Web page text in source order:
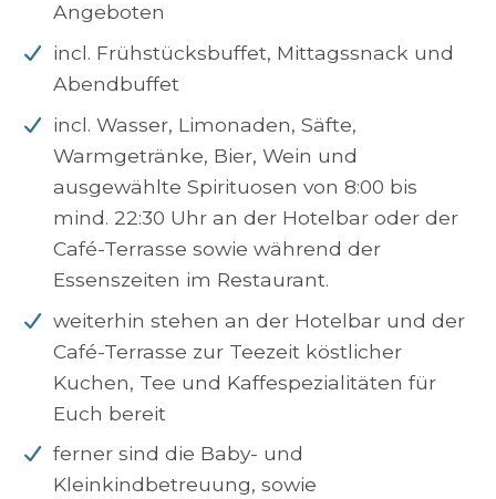
Angeboten
incl. Frühstücksbuffet, Mittagssnack und
Abendbuffet
incl. Wasser, Limonaden, Säfte,
Warmgetränke, Bier, Wein und
ausgewählte Spirituosen von 8:00 bis
mind. 22:30 Uhr an der Hotelbar oder der
Café-Terrasse sowie während der
Essenszeiten im Restaurant.
weiterhin stehen an der Hotelbar und der
Café-Terrasse zur Teezeit köstlicher
Kuchen, Tee und Kaffespezialitäten für
Euch bereit
ferner sind die Baby- und
Kleinkindbetreuung, sowie